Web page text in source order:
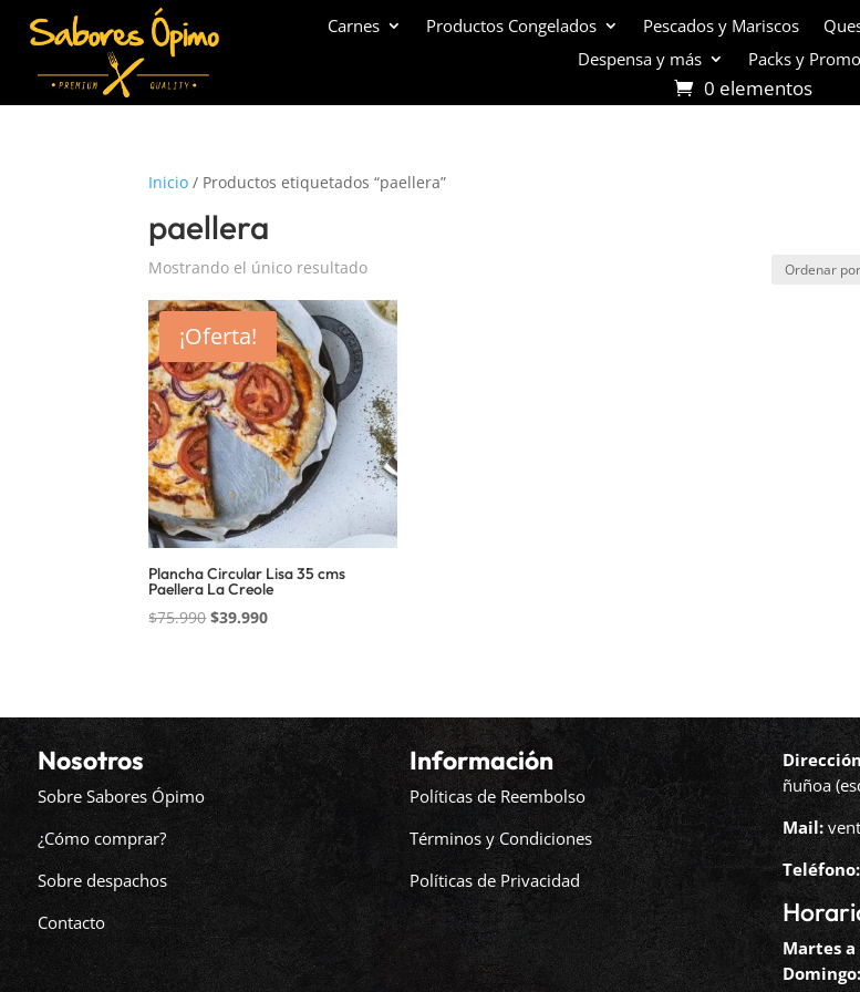
Carnes Productos Congelados Pescados y Mariscos
Despensa y más
Packs y
0 elementos
Inicio / Productos etiquetados “paellera”
paellera
Mostrando el único resultado
¡Oferta!
Plancha Circular Lisa 35 cms
Paellera La Creole
$75.990El
$75.990.
$39.990El
$39.990.
Nosotros
Sobre Sabores Ópimo
¿Cómo comprar?
Sobre despachos
Contacto
Información
Políticas de Reembolso
Términos y Condiciones
Políticas de Privacidad
ñuñoa
Mail:
Martes a
Domingo: